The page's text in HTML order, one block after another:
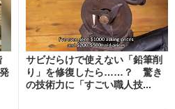
サビだらけで使えない「鉛筆削
り」を修復したら……？ 驚き
の技術力に「すごい職人技...